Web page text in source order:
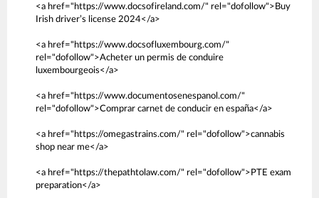
<a href="https://www.docsofireland.com/" rel="dofollow">Buy
Irish driver’s license 2024</a>
<a href="https://www.docsofluxembourg.com/"
rel="dofollow">Acheter un permis de conduire
luxembourgeois</a>
<a href="https://www.documentosenespanol.com/"
rel="dofollow">Comprar carnet de conducir en españa</a>
<a href="https://omegastrains.com/" rel="dofollow">cannabis
shop near me</a>
<a href="https://thepathtolaw.com/" rel="dofollow">PTE exam
preparation</a>